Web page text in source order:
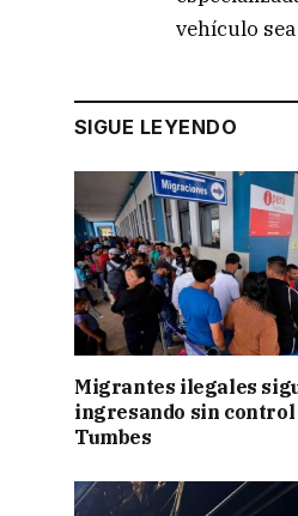
vehículo
SIGUE LEYENDO
Migrantes ilegales
ingresando sin
Tumbes